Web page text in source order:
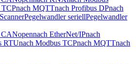
TCPnach MQTTnach Profibus DPnach
Pegelwandler seriellPegelwandler
CANopennach EtherNet/IPnach
RTUnach Modbus TCPnach MQTTnach